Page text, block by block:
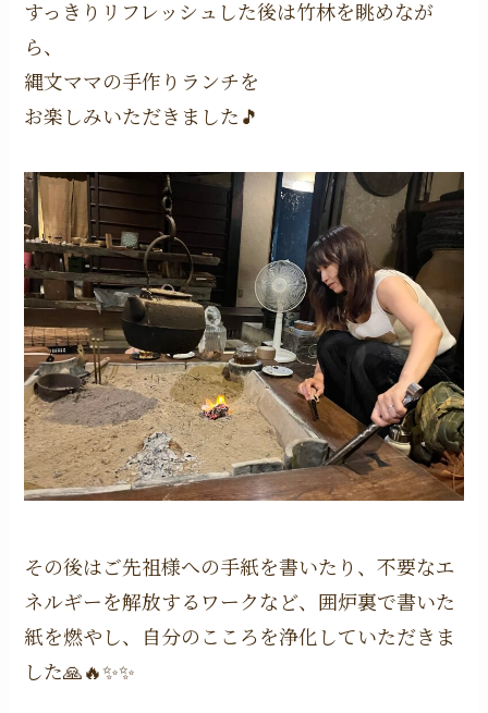
すっきりリフレッシュした後は竹林を眺めなが
ら、
縄文ママの手作りランチを
お楽しみいただきました🎵
その後はご先祖様への手紙を書いたり、不要なエ
ネルギーを解放するワークなど、囲炉裏で書いた
紙を燃やし、自分のこころを浄化していただきま
した🙏🔥✨✨